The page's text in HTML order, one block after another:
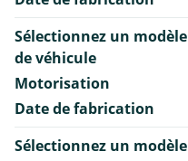
Sélectionnez un modèle
de véhicule
Motorisation
Date de fabrication
Sélectionnez un modèle